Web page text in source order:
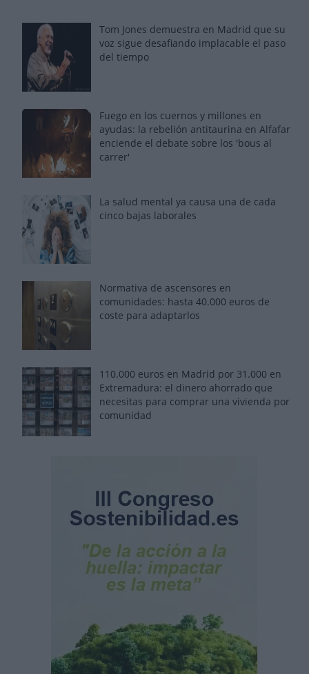
Tom Jones demuestra en Madrid que su
voz sigue desafiando implacable el paso
del tiempo
Fuego en los cuernos y millones en
ayudas: la rebelión antitaurina en Alfafar
enciende el debate sobre los 'bous al
carrer'
La salud mental ya causa una de cada
cinco bajas laborales
Normativa de ascensores en
comunidades: hasta 40.000 euros de
coste para adaptarlos
110.000 euros en Madrid por 31.000 en
Extremadura: el dinero ahorrado que
necesitas para comprar una vivienda por
comunidad